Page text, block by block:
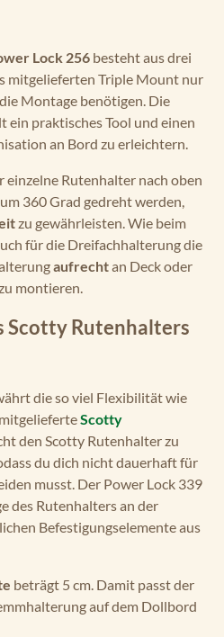
Lock 256 besteht aus drei
mitgelieferten Triple Mount nur
Montage benötigen. Die
ein praktisches Tool und einen
an Bord zu erleichtern.
einzelne Rutenhalter nach oben
360 Grad gedreht werden,
zu gewährleisten. Wie beim
für die Dreifachhalterung die
aufrechtan Deck oder
montieren.
Scotty Rutenhalters
die so viel Flexibilität wie
Scotty
den Scotty Rutenhalter zu
du dich nicht dauerhaft für
musst. Der Power Lock 339
des Rutenhalters an der
Befestigungselemente aus
beträgt 5 cm. Damit passt der
auf dem Dollbord